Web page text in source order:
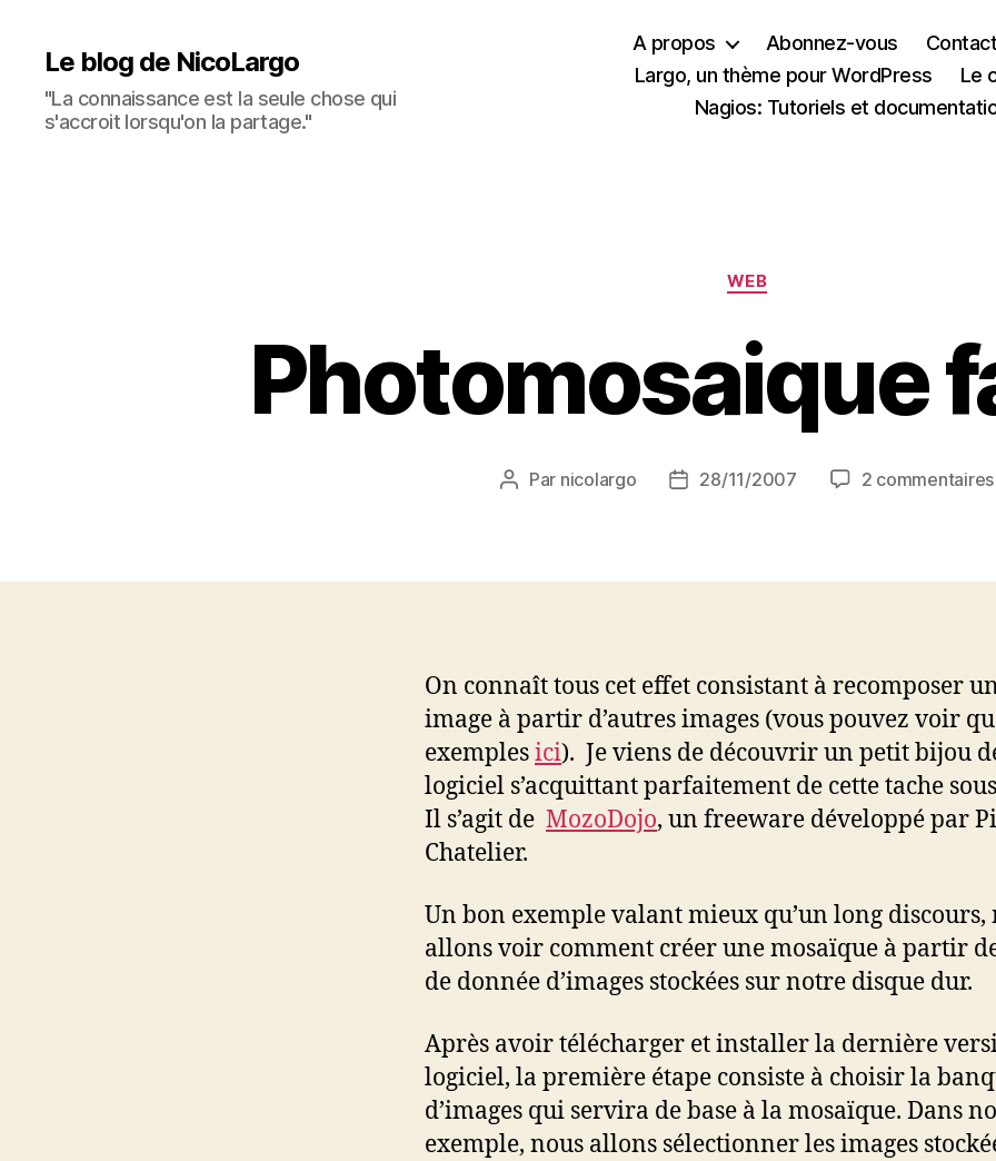
Le blog de NicoLargo
"La connaissance est la seule chose qui
s'accroit lorsqu'on la partage."
A propos Abonnez-vous
Largo, un thème pour WordPress
Le
Nagios: Tutoriels et
Catégories
WEB
Photomosaique
Auteur
Par nicolargo
Date28/11/2007 2 commentaires
On connaît tous cet effet consistant à recomposer
image à partir d’autres images (vous pouvez voir
exemplesici). Je viens de découvrir un petit bijou
logiciel s’acquittant parfaitement de cette tache
Il s’agit de MozoDojo, un freeware développé par
Chatelier.
Un bon exemple valant mieux qu’un long discours,
allons voir comment créer une mosaïque à partir
de donnée d’images stockées sur notre disque dur.
Après avoir télécharger et installer la dernière
logiciel, la première étape consiste à choisir la
d’images qui servira de base à la mosaïque. Dans
exemple, nous allons sélectionner les images